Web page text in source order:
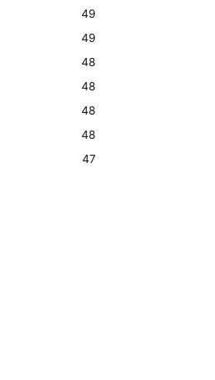
49
49
48
48
48
48
47